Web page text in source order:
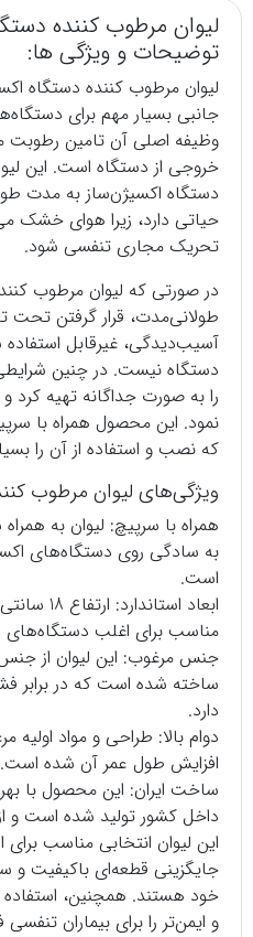
لیوان مرطوب کننده
توضیحات و ویژگی ها:
لیوان مرطوب کننده دستگاه
جانبی بسیار مهم برای
وظیفه اصلی آن تامین رطوبت
خروجی از دستگاه است. این
دستگاه اکسیژن‌ساز به مدت
حیاتی دارد، زیرا هوای خشک
تحریک مجاری تنفسی شود.
در صورتی که لیوان مرطوب
طولانی‌مدت، قرار گرفتن تحت
آسیب‌دیدگی، غیرقابل
دستگاه نیست. در چنین
را به صورت جداگانه تهیه
نمود. این محصول همراه با
که نصب و استفاده از آن را
ویژگی‌های لیوان مرطوب
همراه با سرپیچ: لیوان به
به سادگی روی دستگاه‌های
است.
مناسب برای اغلب دستگاه‌های
جنس مرغوب: این لیوان از
ساخته شده است که در برابر
دارد.
دوام بالا: طراحی و مواد
افزایش طول عمر آن شده است.
ساخت ایران: این محصول با
داخل کشور تولید شده است و
این لیوان انتخابی مناسب
جایگزینی قطعه‌ای باکیفیت و
خود هستند. همچنین، استفاده
و ایمن‌تر را برای بیماران